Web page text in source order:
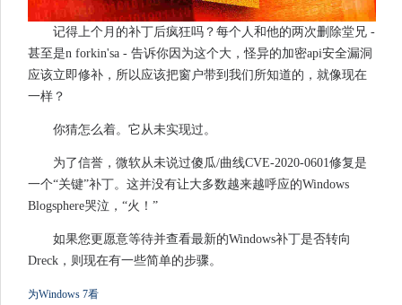
记得上个月的补丁后疯狂吗？每个人和他的两次删除堂兄 -
甚至是n forkin'sa - 告诉你因为这个大，怪异的加密api安全漏洞
应该立即修补，所以应该把窗户带到我们所知道的，就像现在
一样？
你猜怎么着。它从未实现过。
为了信誉，微软从未说过傻瓜/曲线CVE-2020-0601修复是
一个“关键”补丁。这并没有让大多数越来越呼应的Windows
Blogsphere哭泣，“火！”
如果您更愿意等待并查看最新的Windows补丁是否转向
Dreck，则现在有一些简单的步骤。
为Windows 7看